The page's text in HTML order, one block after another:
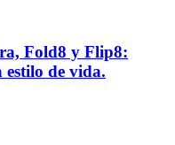
Fold8 y Flip8:
estilo de vida.